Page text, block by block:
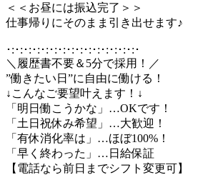
＜＜お昼には振込完了＞＞
仕事帰りにそのまま引き出せます♪
･:･:･:･:･:･:･:･:･:･:･:･:･:･:･:･
＼履歴書不要＆5分で採用！／
”働きたい日”に自由に働ける！
↓こんなご要望叶えます！↓
「明日働こうかな」…OKです！
「土日祝休み希望」…大歓迎！
「有休消化率は」…ほぼ100%！
「早く終わった」…日給保証
【電話なら前日までシフト変更可】